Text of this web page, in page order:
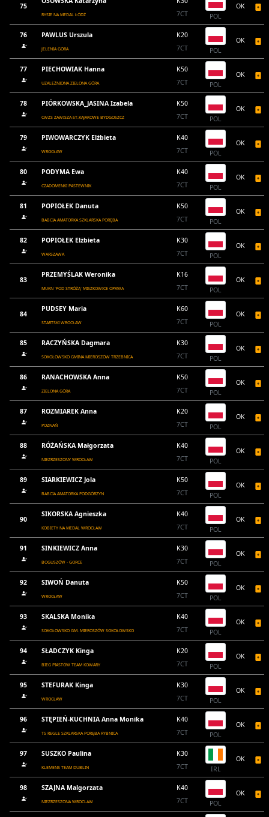
75
RYSIE NA MEDAL ŁÓDŹ
7CT
POL
OK
76 PAWLUS Urszula
JELENIA GÓRA
K20
7CT
POL
OK
77 PIECHOWIAK Hanna
UZALEŻNIONA ZIELONA GÓRA
K50
7CT
POL
OK
78 PIÓRKOWSKA_JASINA Izabela
CWZS ZAWISZA-ST.KAJAKOWE BYDGOSZCZ
K50
7CT
POL
OK
79 PIWOWARCZYK Elżbieta
WROCŁAW
K40
7CT
POL
OK
80 PODYMA Ewa
CZADOMENKI PASTEWNIK
K40
7CT
POL
OK
81 POPIOŁEK Danuta
BABCIA AMATORKA SZKLARSKA PORĘBA
K50
7CT
POL
OK
82 POPIOŁEK Elżbieta
WARSZAWA
K30
7CT
POL
OK
83
PRZEMYŚLAK Weronika
MUKN `POD STRÓŻĄ` MISZKOWICE OPAWA
K16
7CT
POL
OK
84
PUDSEY Maria
STARTSKI WROCŁAW
K60
7CT
POL
OK
85 RACZYŃSKA Dagmara
SOKOŁOWSKO GMINA MIEROSZÓW TRZEBNICA
K30
7CT
POL
OK
86 RANACHOWSKA Anna
ZIELONA GÓRA
K50
7CT
POL
OK
87 ROZMIAREK Anna
POZNAŃ
K20
7CT
POL
OK
88 RÓŻAŃSKA Małgorzata
NIEZRZESZONY WROCŁAW
K40
7CT
POL
OK
89 SIARKIEWICZ Jola
BABCIA AMATORKA PODGÓRZYN
K50
7CT
POL
OK
90
SIKORSKA Agnieszka
KOBIETY NA MEDAL WROCŁAW
K40
7CT
POL
OK
91 SINKIEWICZ Anna
BOGUSZÓW - GORCE
K30
7CT
POL
OK
92 SIWOŃ Danuta
WROCŁAW
K50
7CT
POL
OK
93 SKALSKA Monika
SOKOŁOWSKO GM. MIEROSZÓW SOKOŁOWSKO
K40
7CT
POL
OK
94 SŁADCZYK Kinga
BIEG PIASTÓW TEAM KOWARY
K20
7CT
POL
OK
95 STEFURAK Kinga
WROCŁAW
K30
7CT
POL
OK
96 STĘPIEŃ-KUCHNIA Anna Monika
TS REGLE SZKLARSKA PORĘBA RYBNICA
K40
7CT
POL
OK
97 SUSZKO Paulina
KLEMENS TEAM DUBLIN
K30
7CT
IRL
OK
98 SZAJNA Malgorzata
NIEZRZESZONA WROCLAW
K40
7CT
POL
OK